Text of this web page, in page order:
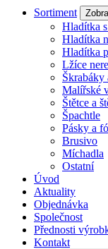
Sortiment
Hladítka
Hladítka
Hladítka
Lžíce
Škrabáky
Malířské
Štětce a
Špachtle
Pásky a
Brusivo
Míchadla
Ostatní
Úvod
Aktuality
Objednávka
Společnost
Přednosti
Kontakt